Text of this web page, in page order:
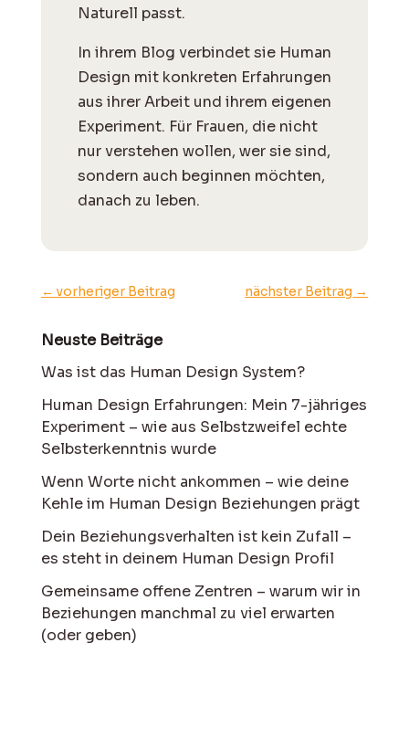
Naturell passt.
In ihrem Blog verbindet sie Human
Design mit konkreten Erfahrungen
aus ihrer Arbeit und ihrem eigenen
Experiment. Für Frauen, die nicht
nur verstehen wollen, wer sie sind,
sondern auch beginnen möchten,
danach zu leben.
← vorheriger Beitrag nächster Beitrag →
Neuste Beiträge
Was ist das Human Design System?
Human Design Erfahrungen: Mein 7-jähriges
Experiment – wie aus Selbstzweifel echte
Selbsterkenntnis wurde
Wenn Worte nicht ankommen – wie deine
Kehle im Human Design Beziehungen prägt
Dein Beziehungsverhalten ist kein Zufall –
es steht in deinem Human Design Profil
Gemeinsame offene Zentren – warum wir in
Beziehungen manchmal zu viel erwarten
(oder geben)